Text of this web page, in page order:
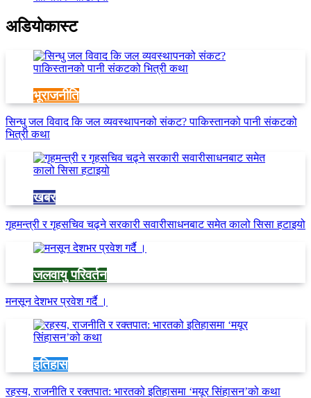
अडियाेकास्ट
भूराजनीति
सिन्धु जल विवाद कि जल व्यवस्थापनको संकट? पाकिस्तानको पानी संकटको
भित्री कथा
खबर
गृहमन्त्री र गृहसचिव चढ्ने सरकारी सवारीसाधनबाट समेत कालो सिसा हटाइयो
जलवायु परिवर्तन
मनसून देशभर प्रवेश गर्दै ।
इतिहास
रहस्य, राजनीति र रक्तपात: भारतको इतिहासमा ‘मयूर सिंहासन’को कथा